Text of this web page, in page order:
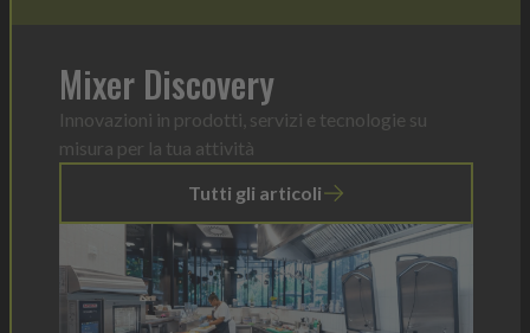
Mixer Discovery
Innovazioni in prodotti, servizi e tecnologie su
misura per la tua attività
Tutti gli articoli